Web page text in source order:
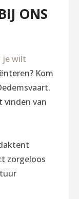
ONS
je wilt
Kom
vinden van
zorgeloos